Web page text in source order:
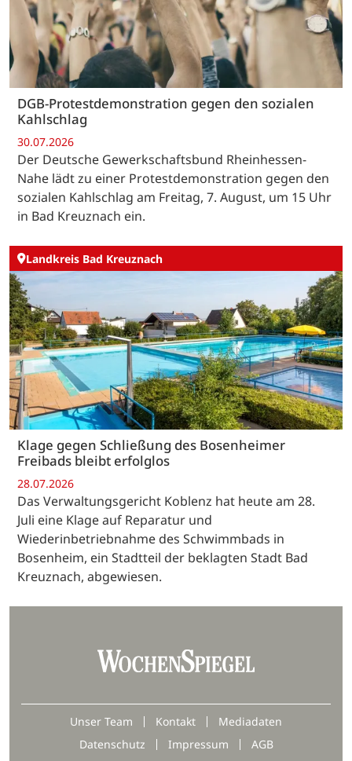
DGB-Protestdemonstration gegen den sozialen
Kahlschlag
30.07.2026
Der Deutsche Gewerkschaftsbund Rheinhessen-
Nahe lädt zu einer Protestdemonstration gegen den
sozialen Kahlschlag am Freitag, 7. August, um 15 Uhr
in Bad Kreuznach ein.
Landkreis Bad Kreuznach
Klage gegen Schließung des Bosenheimer
Freibads bleibt erfolglos
28.07.2026
Das Verwaltungsgericht Koblenz hat heute am 28.
Juli eine Klage auf Reparatur und
Wiederinbetriebnahme des Schwimmbads in
Bosenheim, ein Stadtteil der beklagten Stadt Bad
Kreuznach, abgewiesen.
Unser Team Kontakt
Mediadaten
Datenschutz
Impressum
AGB